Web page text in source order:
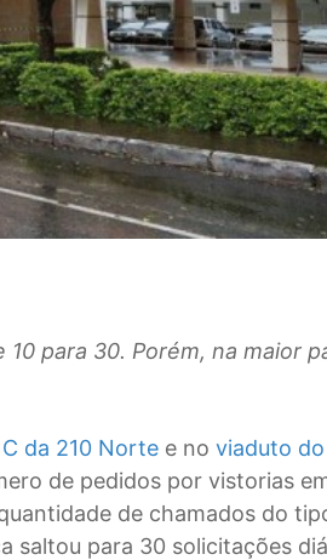
10 para 30. Porém, na maior
da 210 Norte e no viaduto do
de pedidos por vistorias
de chamados do
saltou para 30 solicitações